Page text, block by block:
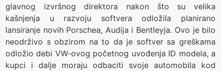
glavnog izvršnog direktora nakon što su velika
kašnjenja u razvoju softvera odložila planirano
lansiranje novih Porschea, Audija i Bentleyja. Ovo je bilo
neodrživo s obzirom na to da je softver sa greškama
odložio debi VW-ovog početnog uvođenja ID modela, a
kupci i dalje moraju odbaciti svoje automobila kod